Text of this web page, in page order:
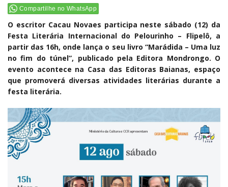
Compartilhe no WhatsApp
O escritor Cacau Novaes participa neste sábado (12) da
Festa Literária Internacional do Pelourinho – Flipelô, a
partir das 16h, onde lança o seu livro “Marádida – Uma luz
no fim do túnel”, publicado pela Editora Mondrongo. O
evento acontece na Casa das Editoras Baianas, espaço
que promoverá diversas atividades literárias durante a
festa literária.